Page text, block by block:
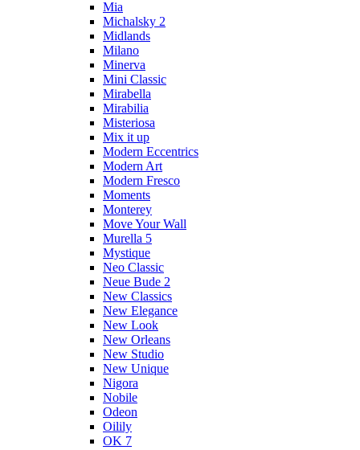
Mia
Michalsky 2
Midlands
Milano
Minerva
Mini Classic
Mirabella
Mirabilia
Misteriosa
Mix it up
Modern Eccentrics
Modern Art
Modern Fresco
Moments
Monterey
Move Your Wall
Murella 5
Mystique
Neo Classic
Neue Bude 2
New Classics
New Elegance
New Look
New Orleans
New Studio
New Unique
Nigora
Nobile
Odeon
Oilily
OK 7